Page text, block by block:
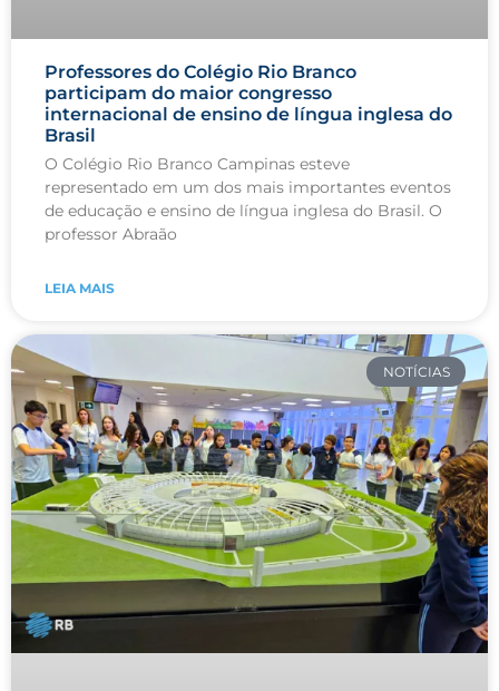
Professores do Colégio Rio Branco
participam do maior congresso
internacional de ensino de língua inglesa do
Brasil
O Colégio Rio Branco Campinas esteve
representado em um dos mais importantes eventos
de educação e ensino de língua inglesa do Brasil. O
professor Abraão
LEIA MAIS
NOTÍCIAS